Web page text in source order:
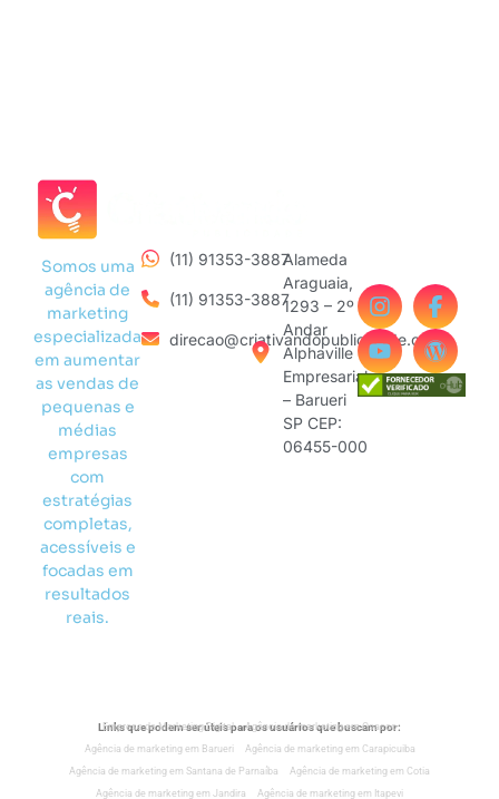
Somos uma
agência de
marketing
especializada
em aumentar
as vendas de
pequenas e
médias
empresas
com
estratégias
completas,
acessíveis e
focadas em
resultados
reais.
(11) 91353-3887
(11) 91353-3887
direcao@criativandopublicidade.com
Alameda
Araguaia,
1293 – 2º
Andar
Alphaville
Empresarial
– Barueri
SP CEP:
06455-000
Links que podem ser úteis para os usuários que buscam por:
Empresa de Marketing Digital
Agência de marketing em Osasco
Agência de marketing em Barueri
Agência de marketing em Carapicuiba
Agência de marketing em Santana de Parnaíba
Agência de marketing em Cotia
Agência de marketing em Jandira
Agência de marketing em Itapevi